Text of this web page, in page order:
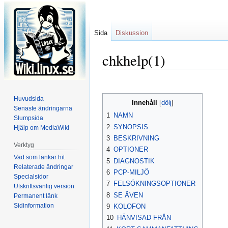
chkhelp(1)
till
navigering
till
Innehåll
1 NAMN
2 SYNOPSIS
3 BESKRIVNING
4 OPTIONER
5 DIAGNOSTIK
6 PCP-MILJÖ
7 FELSÖKNINGSOPTIONER
8 SE ÄVEN
9 KOLOFON
10 HÄNVISAD FRÅN
Sida Diskussion
Huvudsida
Senaste ändringarna
Slumpsida
Hjälp om MediaWiki
Verktyg
Vad som länkar hit
Relaterade ändringar
Specialsidor
Utskriftsvänlig version
Permanent länk
Sidinformation